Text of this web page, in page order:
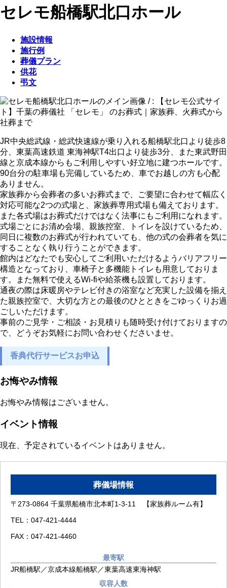
セレモ船橋駅北口ホール
施設情報
施行例
葬儀プラン
供花
弔文
JR中央総武線・総武快速線が乗り入れる船橋駅北口より徒歩8
分、東葉高速鉄道 東海神駅T4出口より徒歩3分、また東武野田
線と京成本線からもご利用しやすい好立地に建つホールです。
90台分の駐車場も完備しているため、車でお越しの方も心配
ありません。
家族葬から会葬者の多いお葬式まで、ご要望に合わせて幅広く
対応可能な2つの式場と、家族葬専用式場も備えております。
また各式場はお葬式だけではなく法事にもご利用になれます。
式場ごとにお清め会場、親族控室、トイレを設けているため、
同日に複数のお葬式が行われていても、他の式の会葬者を気に
することなく執り行うことができます。
館内はどなたでも安心してご利用いただけるようバリアフリー
構造となっており、車椅子と多機能トイレも用意しておりま
す。また無料で使えるWi-fiや給茶機も設置しております。
通夜の際は床暖房やテレビ付きの浴室など充実した設備を揃え
た親族控室で、大切な方との最後のひとときをごゆっくりお過
ごしいただけます。
事前のご見学・ご相談・お見積りも随時受け付けておりますの
で、どうぞお気軽にお問い合わせくださいませ。
香典代行サービスお申込
お悔やみ情報
お悔やみ情報はございません。
イベント情報
現在、予定されているイベントはありません。
葬儀場情報
〒273-0864 千葉県船橋市北本町1-3-11 【家族葬ルーム有】
TEL：047-421-4444
FAX：047-421-4460
最寄駅
JR船橋駅／京成本線船橋駅／東葉高速東海神駅
収容人数